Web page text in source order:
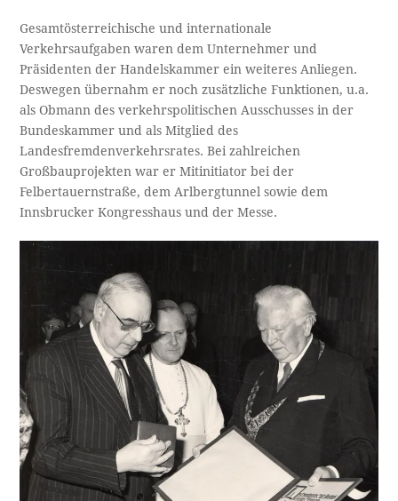
Gesamtösterreichische und internationale
Verkehrsaufgaben waren dem Unternehmer und
Präsidenten der Handelskammer ein weiteres Anliegen.
Deswegen übernahm er noch zusätzliche Funktionen, u.a.
als Obmann des verkehrspolitischen Ausschusses in der
Bundeskammer und als Mitglied des
Landesfremdenverkehrsrates. Bei zahlreichen
Großbauprojekten war er Mitinitiator bei der
Felbertauernstraße, dem Arlbergtunnel sowie dem
Innsbrucker Kongresshaus und der Messe.